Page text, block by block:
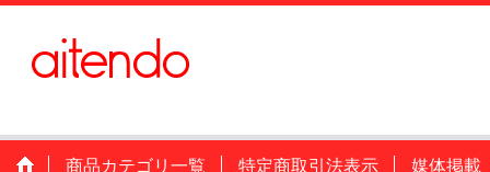
商品カテゴリ一覧 特定商取引法表示 媒体掲載